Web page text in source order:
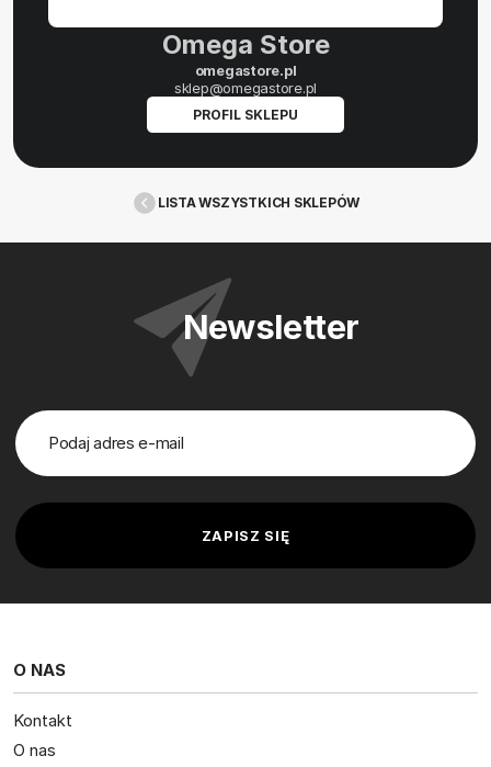
Omega Store
omegastore.pl
sklep@omegastore.pl
PROFIL SKLEPU
LISTA WSZYSTKICH SKLEPÓW
Newsletter
O NAS
Kontakt
O nas